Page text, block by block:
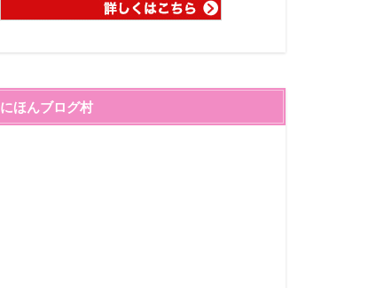
にほんブログ村